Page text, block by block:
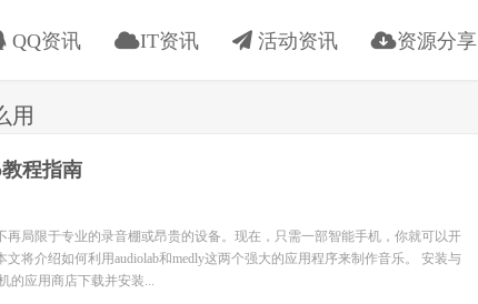
QQ资讯 IT资讯 活动资讯 资源分享
用
程指南
再局限于专业的录音棚或昂贵的设备。现在，只需一部智能手机，你就可以开
将介绍如何利用audiolab和medly这两个强大的应用程序来制作音乐。 安装与
的应用商店下载并安装...